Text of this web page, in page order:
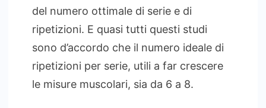
del numero ottimale di serie e di
ripetizioni. E quasi tutti questi studi
sono d’accordo che il numero ideale di
ripetizioni per serie, utili a far crescere
le misure muscolari, sia da 6 a 8.